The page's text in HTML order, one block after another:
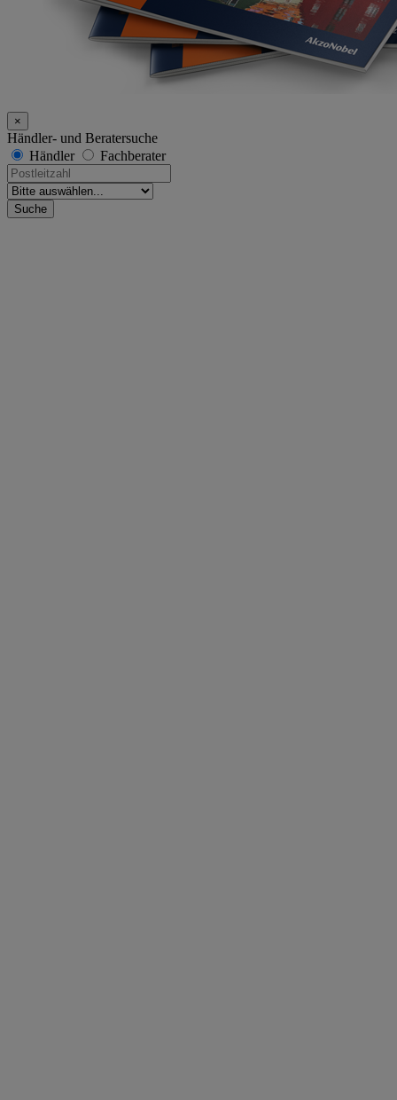
×
Händler- und Beratersuche
Händler
Fachberater